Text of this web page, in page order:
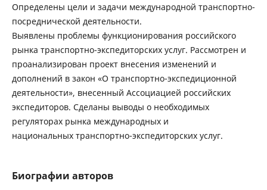
Определены цели и задачи международной транспортно-
посреднической деятельности.
Выявлены проблемы функционирования российского
рынка транспортно-экспедиторских услуг. Рассмотрен и
проанализирован проект внесения изменений и
дополнений в закон «О транспортно-экспедиционной
деятельности», внесенный Ассоциацией российских
экспедиторов. Сделаны выводы о необходимых
регуляторах рынка международных и
национальных транспортно-экспедиторских услуг.
Биографии авторов